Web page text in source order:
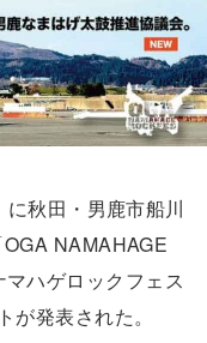
秋田・男鹿市船川
NAMAHAGE
ハゲロックフェス
発表された。